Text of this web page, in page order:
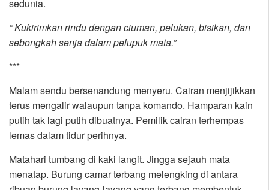
sedunia.
“ Kukirimkan rindu dengan ciuman, pelukan, bisikan, dan
sebongkah senja dalam pelupuk mata.”
***
Malam sendu bersenandung menyeru. Cairan menjijikkan
terus mengalir walaupun tanpa komando. Hamparan kain
putih tak lagi putih dibuatnya. Pemilik cairan terhempas
lemas dalam tidur perihnya.
Matahari tumbang di kaki langit. Jingga sejauh mata
menatap. Burung camar terbang melengking di antara